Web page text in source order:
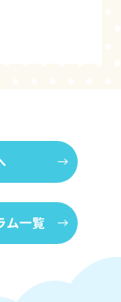
ム一覧